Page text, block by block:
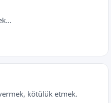
kötülük etmek.